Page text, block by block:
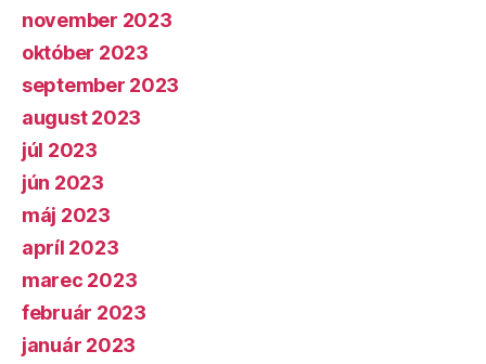
november 2023
október 2023
september 2023
august 2023
júl 2023
jún 2023
máj 2023
apríl 2023
marec 2023
február 2023
január 2023